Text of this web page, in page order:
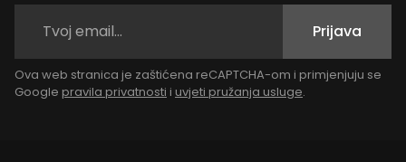
Prijava
Ova web stranica je zaštićena reCAPTCHA-om i primjenjuju se
Google pravila privatnosti i uvjeti pružanja usluge.